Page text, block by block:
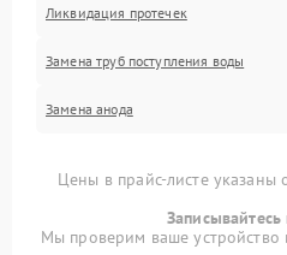
Ликвидация протечек
Замена труб поступления воды
Замена анода
Цены в прайс-листе указаны
Мы проверим ваше устройство